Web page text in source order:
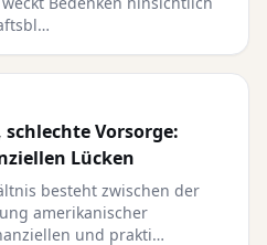
schlechte Vorsorge:
Lücken
besteht zwischen der
amerikanischer
und prakti…